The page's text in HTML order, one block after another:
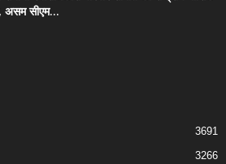
असम सीएम...
3691
3266